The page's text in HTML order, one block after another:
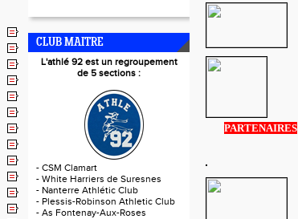
CLUB MAITRE
L'athlé 92 est un regroupement
de 5 sections :
- CSM Clamart
- White Harriers de Suresnes
- Nanterre Athlétic Club
- Plessis-Robinson Athletic Club
- As Fontenay-Aux-Roses
PARTENAIRES